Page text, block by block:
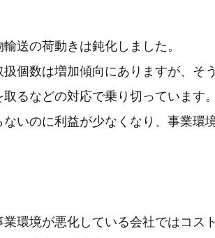
送の荷動きは鈍化しました。
個数は増加傾向にありますが、そ
るなどの対応で乗り切っています。
いのに利益が少なくなり、事業環
環境が悪化している会社ではコス